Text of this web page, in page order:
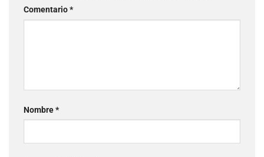
Comentario*
Nombre*